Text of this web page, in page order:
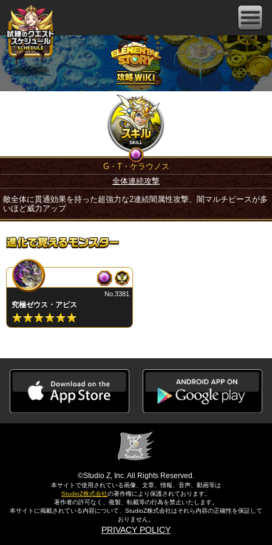
G・T・ケラウノス
全体連続攻撃
敵全体に貫通効果を持った超強力な2連続闇属性攻撃、闇マルチピースが多
いほど威力アップ
究極ゼウス・アビス
No.3381
©Studio Z, Inc. All Rights Reserved.
本サイトで使用されている画像、文章、情報、音声、動画等は
StudioZ株式会社の著作権により保護されております。
著作者の許可なく、複製、転載等の行為を禁止いたします。
本サイトに掲載されている内容について、StudioZ株式会社はそれら内容の正確性を保証して
おりません。
PRIVACY POLICY